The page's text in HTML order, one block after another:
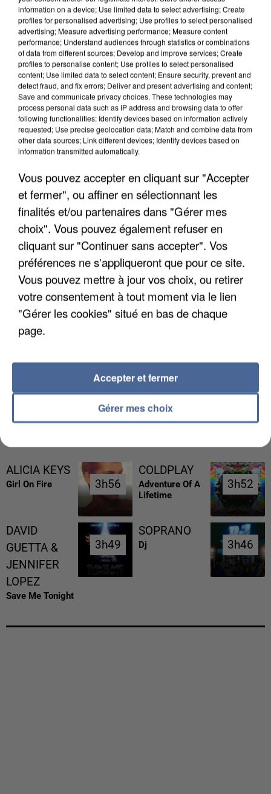
APRÈS TOUTES CES CANICULES, LES REFUGES
DE FAUNE SAUVAGE SONT...
ALICIA KEYS
Girl On Fire 3h56
3h56
COLDPLAY
Adventure Of A
Lifetime
3h52
3h52
DAVID
GUETTA &
JENNIFER
LOPEZ
Save Me Tonight
3h49
3h49
SOPRANO
Dj 3h46
3h46
information on a device; Use limited data to select advertising; Create
profiles for personalised advertising; Use profiles to select personalised
advertising; Measure advertising performance; Measure content
performance; Understand audiences through statistics or combinations
of data from different sources; Develop and improve services; Create
profiles to personalise content; Use profiles to select personalised
content; Use limited data to select content; Ensure security, prevent and
detect fraud, and fix errors; Deliver and present advertising and content;
Save and communicate privacy choices. These technologies may
process personal data such as IP address and browsing data to offer
following functionalities: Identify devices based on information actively
requested; Use precise geolocation data; Match and combine data from
other data sources; Link different devices; Identify devices based on
information transmitted automatically.
Vous pouvez accepter en cliquant sur "Accepter
et fermer", ou affiner en sélectionnant les
finalités et/ou partenaires dans "Gérer mes
choix". Vous pouvez également refuser en
cliquant sur "Continuer sans accepter". Vos
préférences ne s'appliqueront que pour ce site.
Vous pouvez mettre à jour vos choix, ou retirer
votre consentement à tout moment via le lien
"Gérer les cookies" situé en bas de chaque
page.
Gérer mes choix
Accepter et fermer